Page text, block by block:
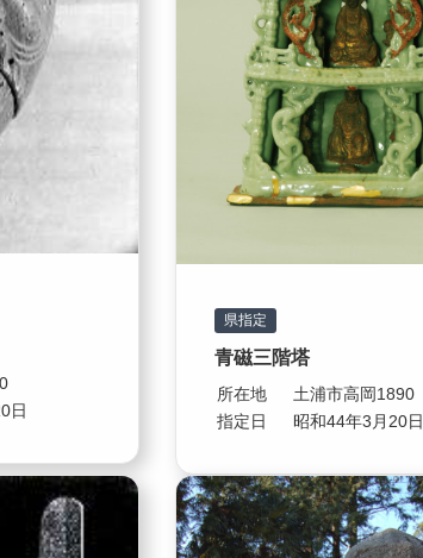
日
県指定
青磁三階塔
所在地
土浦市高岡1890
指定日
昭和44年3月20日